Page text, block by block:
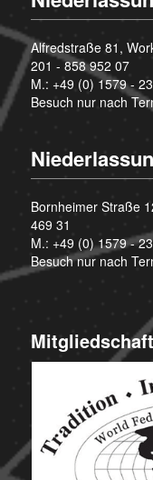
Alfredstraße 81,
201 - 858 952 07
M.: +49 (0) 1579 -
Besuch nur nach
Bornheimer Straße
469 31
M.: +49 (0) 1579 -
Besuch nur nach